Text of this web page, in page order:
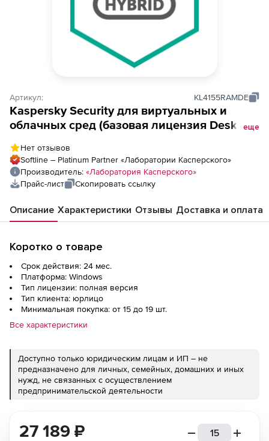
Артикул: KL4155RAMDE
Kaspersky Security для виртуальных и
облачных сред (базовая лицензия Desktop
Электронная лицензия на 2 года по
количеству виртуальных рабочих станций
еще
Нет отзывов
Softline – Platinum Partner «Лаборатории Касперского»
Производитель: «Лаборатория Касперского»
Прайс-лист
Скопировать ссылку
Описание Характеристики Отзывы Доставка и оплата
Коротко о товаре
Срок действия: 24 мес.
Платформа: Windows
Тип лицензии: полная версия
Тип клиента: юрлицо
Минимальная покупка: от 15 до 19 шт.
Все характеристики
Доступно только юридическим лицам и ИП – не
предназначено для личных, семейных, домашних и иных
нужд, не связанных с осуществлением
предпринимательской деятельности
27 189 ₽